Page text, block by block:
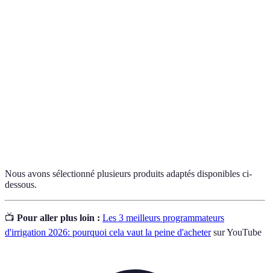
Nous avons sélectionné plusieurs produits adaptés disponibles ci-
dessous.
📺 Pour aller plus loin : Les 3 meilleurs programmateurs
d'irrigation 2026: pourquoi cela vaut la peine d'achetersur YouTube